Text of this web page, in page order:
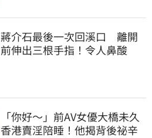
蔣介石最後一次回溪口 離開
前伸出三根手指！令人鼻酸
「你好～」前AV女優大橋未久
香港賣淫陪睡！他揭背後祕辛